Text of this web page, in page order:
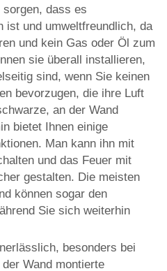
dass es
ist und umweltfreundlich, da
und kein Gas oder Öl zum
sie überall installieren,
sind, wenn Sie keinen
bevorzugen, die ihre Luft
an der Wand
bietet Ihnen einige
Man kann ihn mit
und das Feuer mit
gestalten. Die meisten
können sogar den
Sie sich weiterhin
besonders bei
Wand montierte